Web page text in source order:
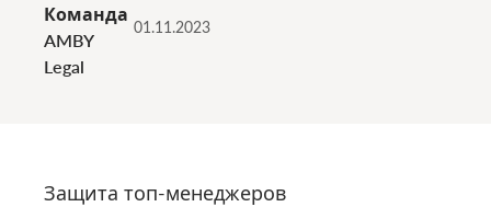
Команда
AMBY
Legal
01.11.2023
Защита топ-менеджеров